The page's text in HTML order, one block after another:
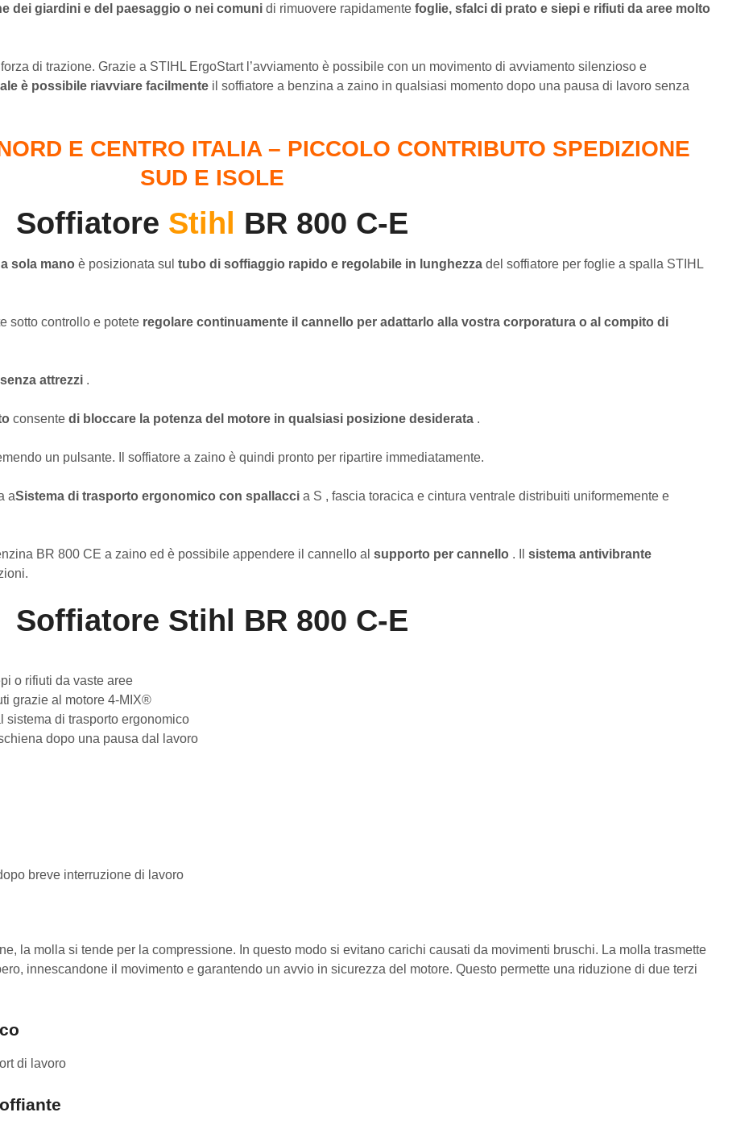
dei giardini e del paesaggio o nei comuni di rimuovere rapidamente foglie, sfalci di prato e siepi e rifiuti da aree molto
di trazione. Grazie a STIHL ErgoStart l’avviamento è possibile con un movimento di avviamento silenzioso e
è possibile riavviare facilmente il soffiatore a benzina a zaino in qualsiasi momento dopo una pausa di lavoro senza
E CENTRO ITALIA – PICCOLO CONTRIBUTO SPEDIZIONE
SUD E ISOLE
Soffiatore Stihl BR 800 C-E
sola mano è posizionata sul tubo di soffiaggio rapido e regolabile in lunghezza del soffiatore per foglie a spalla STIHL
sotto controllo e potete regolare continuamente il cannello per adattarlo alla vostra corporatura o al compito di
attrezzi .
consente di bloccare la potenza del motore in qualsiasi posizione desiderata .
un pulsante. Il soffiatore a zaino è quindi pronto per ripartire immediatamente.
aSistema di trasporto ergonomico con spallacci a S , fascia toracica e cintura ventrale distribuiti uniformemente e
BR 800 CE a zaino ed è possibile appendere il cannello al supporto per cannello . Il sistema antivibrante
Soffiatore Stihl BR 800 C-E
o rifiuti da vaste aree
grazie al motore 4-MIX®
sistema di trasporto ergonomico
dopo una pausa dal lavoro
breve interruzione di lavoro
la molla si tende per la compressione. In questo modo si evitano carichi causati da movimenti bruschi. La molla trasmette
innescandone il movimento e garantendo un avvio in sicurezza del motore. Questo permette una riduzione di due terzi
di lavoro